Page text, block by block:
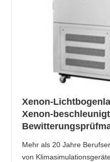
Xenon-
Xenon-
Mehr als 20 Jahre
von